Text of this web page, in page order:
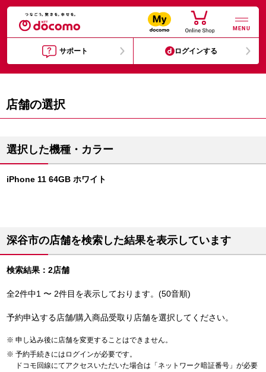
MENU
サポート ログインする
店舗の選択
選択した機種・カラー
iPhone 11 64GB ホワイト
深谷市の店舗を検索した結果を表示しています
検索結果：2店舗
全2件中1 〜 2件目を表示しております。(50音順)
予約申込する店舗/購入商品受取り店舗を選択してください。
申し込み後に店舗を変更することはできません。
予約手続きにはログインが必要です。
ドコモ回線にてアクセスいただいた場合は「ネットワーク暗証番号」が必要